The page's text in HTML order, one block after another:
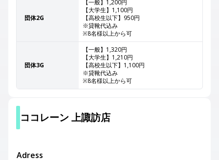
団体2G
【一般】1,200円
【大学生】1,100円
【高校生以下】950円
※貸靴代込み
※8名様以上から可
団体3G
【一般】1,320円
【大学生】1,210円
【高校生以下】1,100円
※貸靴代込み
※8名様以上から可
ココレーン 上諏訪店
Adress